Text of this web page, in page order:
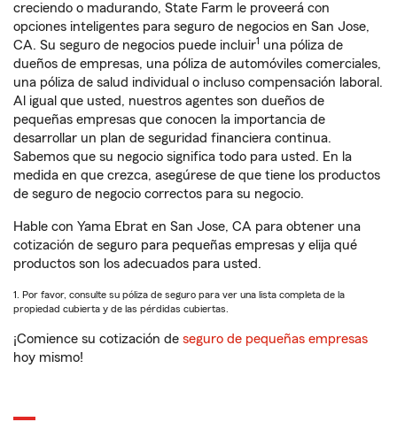
creciendo o madurando, State Farm le proveerá con
opciones inteligentes para seguro de negocios en San Jose,
CA. Su seguro de negocios puede incluir1 una póliza de
dueños de empresas, una póliza de automóviles comerciales,
una póliza de salud individual o incluso compensación laboral.
Al igual que usted, nuestros agentes son dueños de
pequeñas empresas que conocen la importancia de
desarrollar un plan de seguridad financiera continua.
Sabemos que su negocio significa todo para usted. En la
medida en que crezca, asegúrese de que tiene los productos
de seguro de negocio correctos para su negocio.
Hable con Yama Ebrat en San Jose, CA para obtener una
cotización de seguro para pequeñas empresas y elija qué
productos son los adecuados para usted.
1. Por favor, consulte su póliza de seguro para ver una lista completa de la
propiedad cubierta y de las pérdidas cubiertas.
¡Comience su cotización de seguro de pequeñas empresas
hoy mismo!